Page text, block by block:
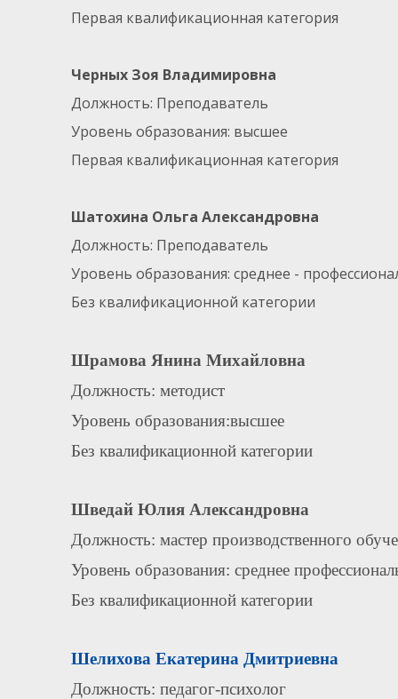
Первая квалификационная категория
Черных Зоя Владимировна
Должность: Преподаватель
Уровень образования: высшее
Первая квалификационная категория
Шатохина Ольга Александровна
Должность: Преподаватель
Уровень образования: среднее -
Без квалификационной категории
Шрамова Янина Михайловна
Должность: методист
Уровень образования:высшее
Без квалификационной категории
Шведай Юлия Александровна
Должность: мастер производственного
Уровень образования: среднее
Без квалификационной категории
Шелихова Екатерина Дмитриевна
Должность: педагог-психолог